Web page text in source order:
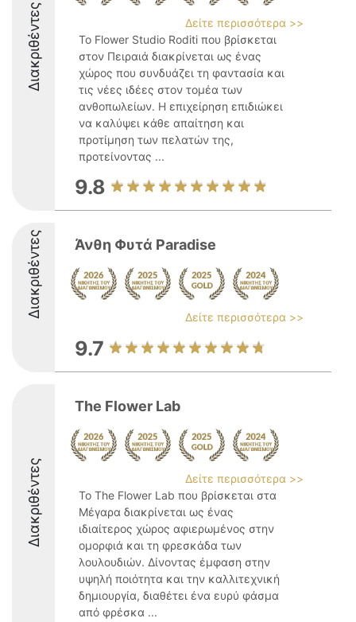
Διακριθέντες
Δείτε περισσότερα >>
Το Flower Studio Roditi που βρίσκεται
στον Πειραιά διακρίνεται ως ένας
χώρος που συνδυάζει τη φαντασία και
τις νέες ιδέες στον τομέα των
ανθοπωλείων. Η επιχείρηση επιδιώκει
να καλύψει κάθε απαίτηση και
προτίμηση των πελατών της,
προτείνοντας ...
9.8
Διακριθέντες Άνθη Φυτά Paradise
Δείτε περισσότερα >>
9.7
Διακριθέντες
The Flower Lab
Δείτε περισσότερα >>
Το The Flower Lab που βρίσκεται στα
Μέγαρα διακρίνεται ως ένας
ιδιαίτερος χώρος αφιερωμένος στην
ομορφιά και τη φρεσκάδα των
λουλουδιών. Δίνοντας έμφαση στην
υψηλή ποιότητα και την καλλιτεχνική
δημιουργία, διαθέτει ένα ευρύ φάσμα
από φρέσκα ...